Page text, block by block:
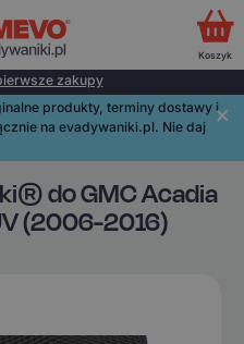
zakupy
produkty, terminy dostawy i
na evadywaniki.pl. Nie daj
do GMC Acadia
(2006-2016)
Koszyk